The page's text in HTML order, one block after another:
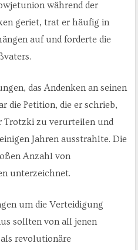
während der
geriet, trat er häufig in
auf und forderte die
das Andenken an seinen
die Petition, die er schrieb,
Trotzki zu verurteilen und
Jahren ausstrahlte. Die
Anzahl von
unterzeichnet.
um die Verteidigung
sollten von all jenen
revolutionäre